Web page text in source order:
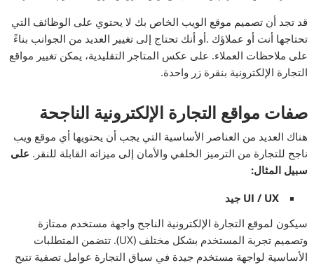
قد تجد أن تصميم موقع الويب الخاص بك لا يحتوي على الوظائف التي
تحتاجها أنت أو عملاؤك .أو أنك تحتاج إلى تغيير العديد من الجوانب بناءً
على ملاحظات العملاء. على عكس المتاجر التقليدية، يمكن تغيير مواقع
التجارة الإلكترونية بنقرة زر واحدة.
صفات مواقع التجارة الإلكترونية الناجحة
هناك العديد من العناصر الأساسية التي يجب أن يحتويها أي موقع ويب
ناجح للتجارة من الترميز الخلفي والأمان إلى ميزاته القابلة للنقر. على
سبيل المثال:
UI / UX جيد
سيكون لموقع التجارة الإلكترونية الناجح واجهة مستخدم ممتازة
وتصميم تجربة المستخدم بشكل مختلف (UX). تتضمن المتطلبات
الأساسية لواجهة مستخدم جيدة في سياق التجارة عوامل تصفية تتيح